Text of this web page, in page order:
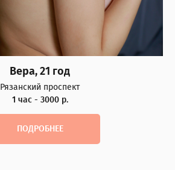
Вера, 21 год
Рязанский проспект
1 час - 3000 р.
ПОДРОБНЕЕ